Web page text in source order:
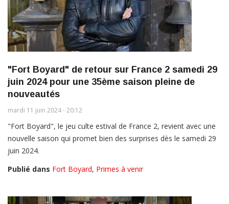
"Fort Boyard" de retour sur France 2 samedi 29
juin 2024 pour une 35ème saison pleine de
nouveautés
mardi 11 juin 2024 - 20:12
"Fort Boyard", le jeu culte estival de France 2, revient avec une
nouvelle saison qui promet bien des surprises dès le samedi 29
juin 2024.
Publié dans Fort Boyard, Primes à venir